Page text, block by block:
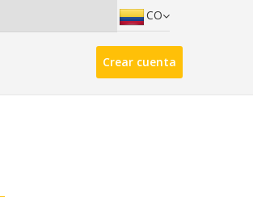
CO
Crear cuenta